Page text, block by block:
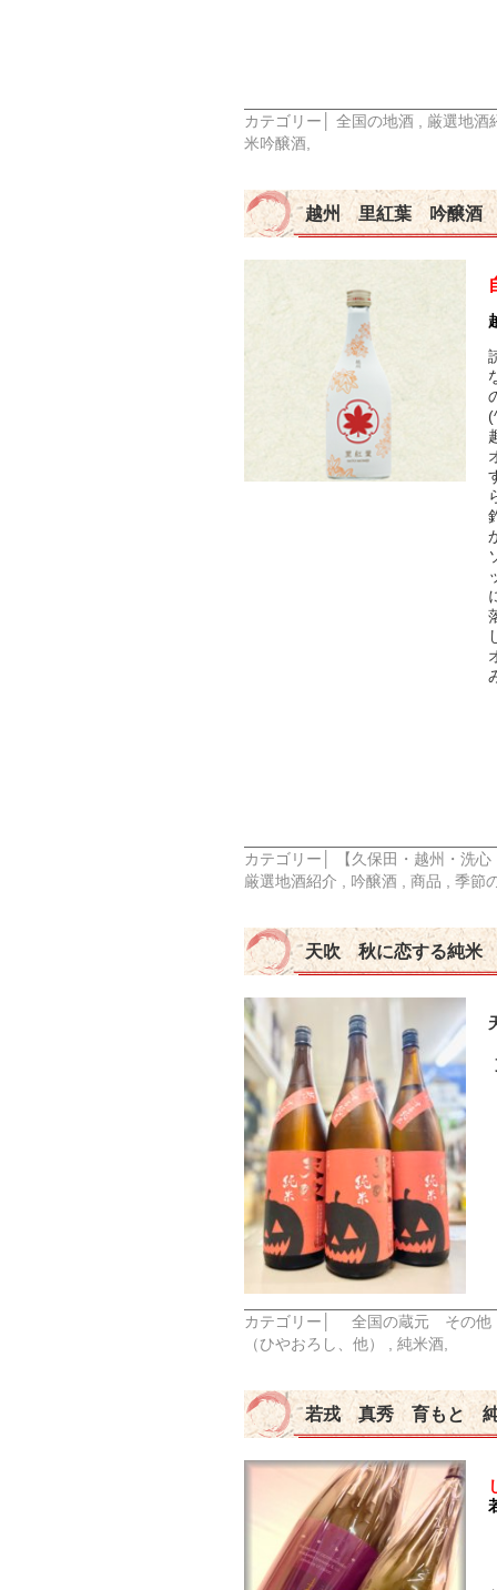
カテゴリー│ 全国の地酒
厳選地酒
米吟醸酒
越州 里紅葉 吟醸酒
カテゴリー│
【久保田・越州・洗
厳選地酒紹介
吟醸酒 商品 季節
天吹 秋に恋する純米
カテゴリー│ 全国の蔵元 その他
（ひやおろし、他）
純米酒
若戎 真秀 育もと 純